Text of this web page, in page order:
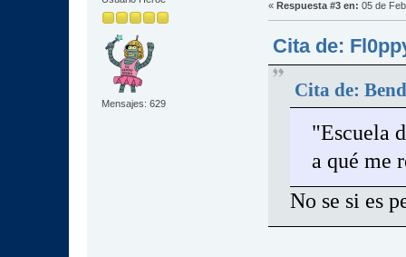
Mensajes: 629
« Respuesta #3 en: 05 de
Cita de:
Cita de:
"Escuela
a qué me
No se si es